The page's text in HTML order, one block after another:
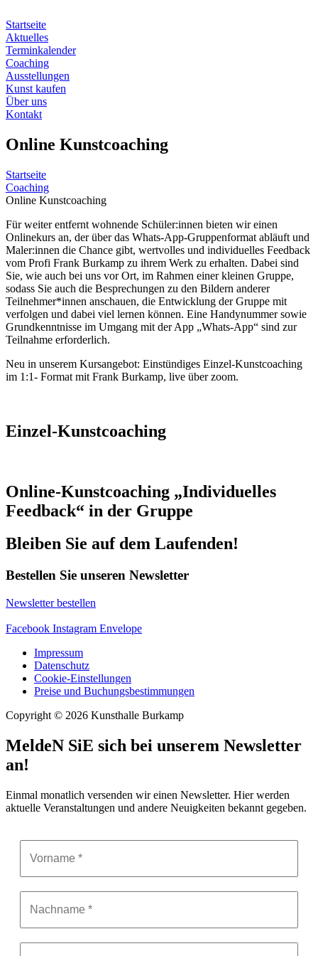
Inhalt
springen
Startseite
Aktuelles
Terminkalender
Coaching
Ausstellungen
Kunst kaufen
Über uns
Kontakt
Online Kunstcoaching
Startseite
Coaching
Online Kunstcoaching
Für weiter entfernt wohnende Schüler:innen bieten wir einen
Onlinekurs an, der über das Whats-App-Gruppenformat abläuft und
Maler:innen die Chance gibt, wertvolles und individuelles Feedback
vom Profi Frank Burkamp zu ihrem Werk zu erhalten. Dabei sind
Sie, wie auch bei uns vor Ort, im Rahmen einer kleinen Gruppe,
sodass Sie auch die Besprechungen zu den Bildern anderer
Teilnehmer*innen anschauen, die Entwicklung der Gruppe mit
verfolgen und dabei viel lernen können. Eine Handynummer sowie
Grundkenntnisse im Umgang mit der App „Whats-App“ sind zur
Teilnahme erforderlich.
Neu in unserem Kursangebot: Einstündiges Einzel-Kunstcoaching
im 1:1- Format mit Frank Burkamp, live über zoom.
Einzel-Kunstcoaching
Online-Kunstcoaching „Individuelles
Feedback“ in der Gruppe
Bleiben Sie auf dem Laufenden!
Bestellen Sie unseren Newsletter
Newsletter bestellen
Facebook Instagram Envelope
Impressum
Datenschutz
Cookie-Einstellungen
Preise und Buchungsbestimmungen
Copyright © 2026 Kunsthalle Burkamp
MeldeN SiE sich bei unserem Newsletter
an!
Einmal monatlich versenden wir einen Newsletter. Hier werden
aktuelle Veranstaltungen und andere Neuigkeiten bekannt gegeben.